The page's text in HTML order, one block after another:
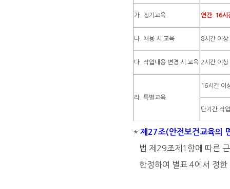
가. 정기교육 연간 16시
나. 채용 시 교육 8시간 이상
다. 작업내용 변경 시 교육 2시간 이상
라. 특별교육
16시간 이
단기간 작
* 제27조(안전보건교육의
법 제29조제1항에 따른
한정하여 별표 4에서 정